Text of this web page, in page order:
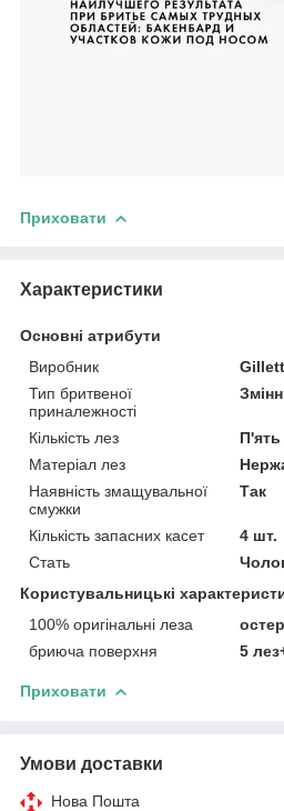
Приховати
Характеристики
Основні атрибути
Виробник
Тип бритвеної
приналежності
Кількість лез
П'ять
Матеріал лез
Наявність змащувальної
смужки
Так
Кількість запасних касет
4 шт.
Стать
Користувальницькі
100% оригінальні леза
бриюча поверхня
5
Приховати
Умови доставки
Нова Пошта